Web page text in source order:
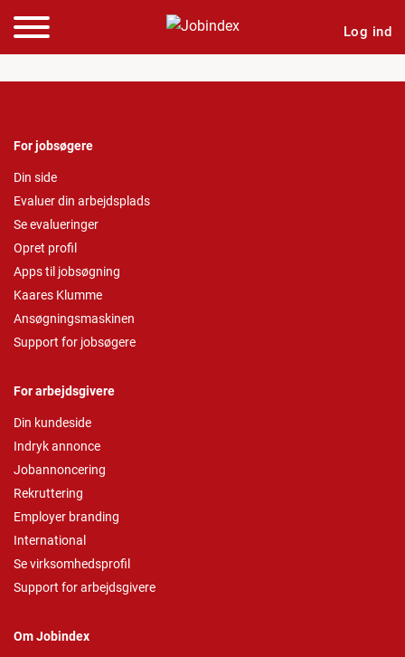
Log ind
For jobsøgere
Din side
Evaluer din arbejdsplads
Se evalueringer
Opret profil
Apps til jobsøgning
Kaares Klumme
Ansøgningsmaskinen
Support for jobsøgere
For arbejdsgivere
Din kundeside
Indryk annonce
Jobannoncering
Rekruttering
Employer branding
International
Se virksomhedsprofil
Support for arbejdsgivere
Om Jobindex